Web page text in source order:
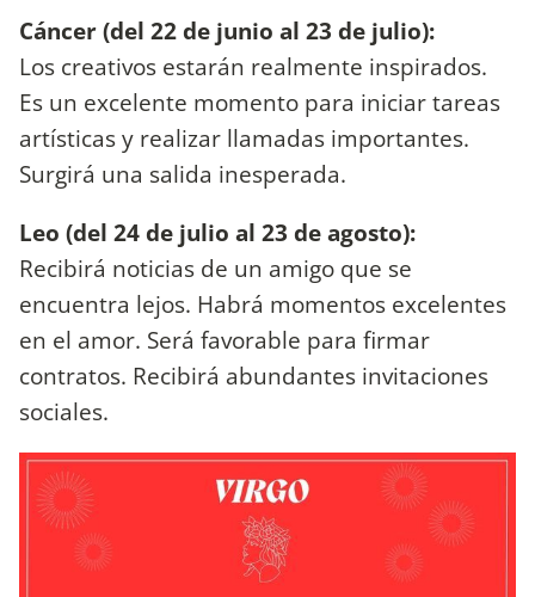
Cáncer (del 22 de junio al 23 de julio):
Los creativos estarán realmente inspirados.
Es un excelente momento para iniciar tareas
artísticas y realizar llamadas importantes.
Surgirá una salida inesperada.
Leo (del 24 de julio al 23 de agosto):
Recibirá noticias de un amigo que se
encuentra lejos. Habrá momentos excelentes
en el amor. Será favorable para firmar
contratos. Recibirá abundantes invitaciones
sociales.